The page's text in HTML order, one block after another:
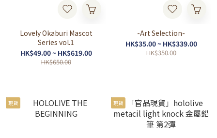
Lovely Okaburi Mascot
Series vol.1
HK$49.00 ~ HK$619.00
HK$650.00
-Art Selection-
HK$35.00 ~ HK$339.00
HK$350.00
現貨 現貨